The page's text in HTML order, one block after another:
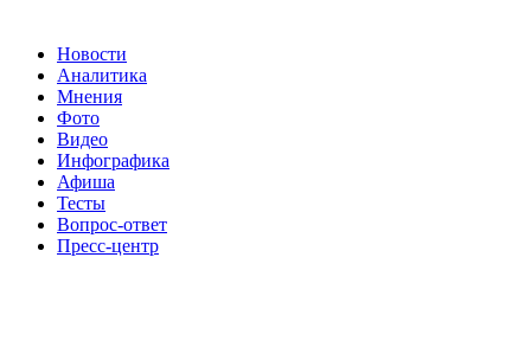
Новости
Аналитика
Мнения
Фото
Видео
Инфографика
Афиша
Тесты
Вопрос-ответ
Пресс-центр